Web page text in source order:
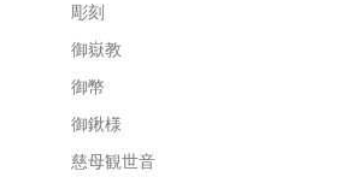
彫刻
御嶽教
御幣
御鍬様
慈母観世音